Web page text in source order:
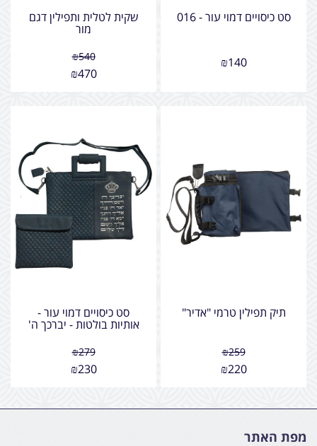
סט כיסויים דמוי עור - 016
₪140
שקית לטלית ותפילין דגם
מור
₪540
₪470
תיק תפילין טרמי "אדיר"
₪259
₪220
סט כיסויים דמוי עור -
אותיות בולטות - יברכך ה'
₪279
₪230
מפת האתר